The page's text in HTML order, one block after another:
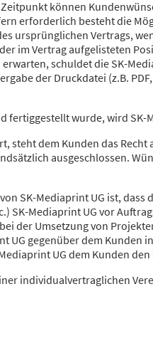
können
erforderlich besteht die
ursprünglichen Vertrags,
im Vertrag aufgelisteten
schuldet die SK-
der Druckdatei (z.B.
fertiggestellt wurde, wird
steht dem Kunden das
ausgeschlossen.
SK-Mediaprint UG ist,
SK-Mediaprint UG vor
der Umsetzung von
UG gegenüber dem
UG dem Kunden
individualvertraglichen